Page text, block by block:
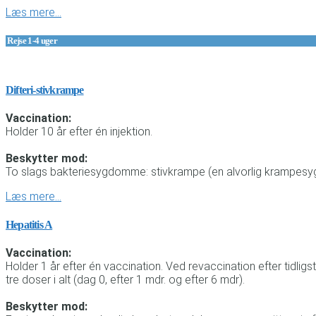
Læs mere…
Rejse 1-4 uger
Difteri-stivkrampe
Vaccination:
Holder 10 år efter én injektion.
Beskytter mod:
To slags bakteriesygdomme: stivkrampe (en alvorlig
Læs mere…
Hepatitis A
Vaccination:
Holder 1 år efter én vaccination. Ved revaccination efter
tre doser i alt (dag 0, efter 1 mdr. og efter 6 mdr).
Beskytter mod: